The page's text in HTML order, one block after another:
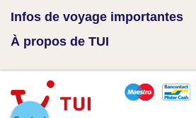
Infos de voyage importantes
À propos de TUI